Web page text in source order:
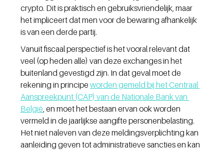
crypto. Dit is praktisch en gebruiksvriendelijk, maar
het impliceert dat men voor de bewaring afhankelijk
is van een derde partij.
Vanuit fiscaal perspectief is het vooral relevant dat
veel (op heden alle) van deze exchanges in het
buitenland gevestigd zijn. In dat geval moet de
rekening in principe worden gemeld bij het Centraal
Aanspreekpunt (CAP) van de Nationale Bank van
België , en moet het bestaan ervan ook worden
vermeld in de jaarlijkse aangifte personenbelasting.
Het niet naleven van deze meldingsverplichting kan
aanleiding geven tot administratieve sancties en kan